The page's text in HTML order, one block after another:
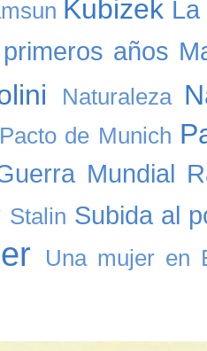
Kubizek
años
Naturaleza
Pacto de Munich
Mundial
Stalin Subida al
Una mujer en